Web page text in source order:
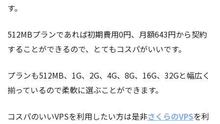
す。
512MBプランであれば初期費用0円、月額643円から契約
することができるので、とてもコスパがいいです。
プランも512MB、1G、2G、4G、8G、16G、32Gと幅広く
揃っているので柔軟に選ぶことができます。
コスパのいいVPSを利用したい方は是非さくらのVPSを利